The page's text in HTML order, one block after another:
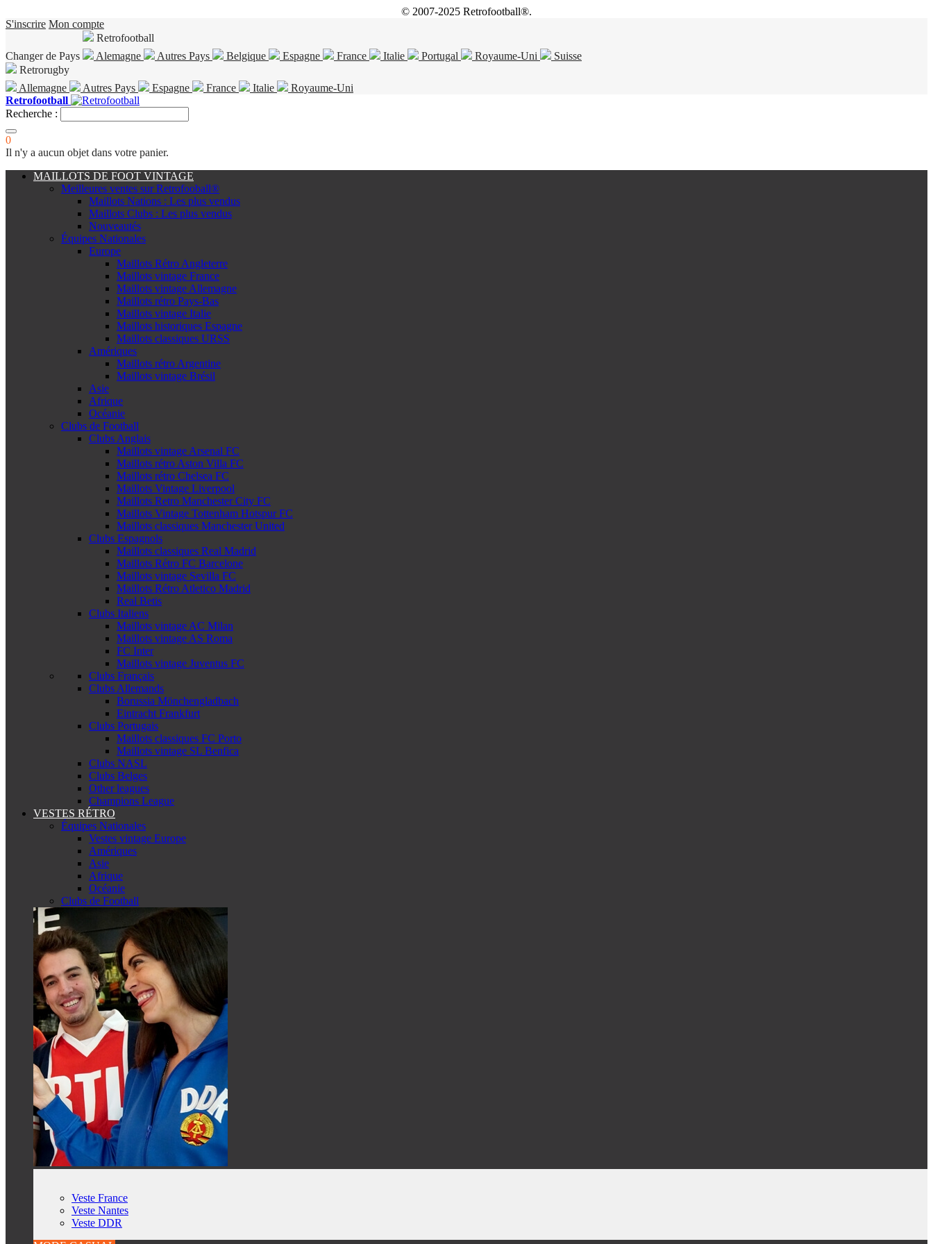
© 2007-2025 Retrofootball®.
S'inscrire Mon compte
Changer de Pays
Retrofootball
Alemagne
Autres Pays Belgique Espagne France Italie Portugal Royaume-Uni
Suisse
Retrorugby
Allemagne
Autres Pays Espagne France Italie
Royaume-Uni
Retrofootball
Recherche :
0
Il n'y a aucun objet dans votre panier.
MAILLOTS DE FOOT VINTAGE
Meilleures ventes sur Retrofooball®
Maillots Nations : Les plus vendus
Maillots Clubs : Les plus vendus
Nouveautés
Équipes Nationales
Europe
Maillots Rétro Angleterre
Maillots vintage France
Maillots vintage Allemagne
Maillots rétro Pays-Bas
Maillots vintage Italie
Maillots historiques Espagne
Maillots classiques URSS
Amériques
Maillots rétro Argentine
Maillots vintage Brésil
Asie
Afrique
Océanie
Clubs de Football
Clubs Anglais
Maillots vintage Arsenal FC
Maillots rétro Aston Villa FC
Maillots rétro Chelsea FC
Maillots Vintage Liverpool
Maillots Retro Manchester City FC
Maillots Vintage Tottenham Hotspur FC
Maillots classiques Manchester United
Clubs Espagnols
Maillots classiques Real Madrid
Maillots Rétro FC Barcelone
Maillots vintage Sevilla FC
Maillots Rétro Atletico Madrid
Real Betis
Clubs Italiens
Maillots vintage AC Milan
Maillots vintage AS Roma
FC Inter
Maillots vintage Juventus FC
Clubs Français
Clubs Allemands
Borussia Mönchengladbach
Eintracht Frankfurt
Clubs Portugais
Maillots classiques FC Porto
Maillots vintage SL Benfica
Clubs NASL
Clubs Belges
Other leagues
Champions League
VESTES RÉTRO
Équipes Nationales
Vestes vintage Europe
Amériques
Asie
Afrique
Océanie
Clubs de Football
Veste France
Veste Nantes
Veste DDR